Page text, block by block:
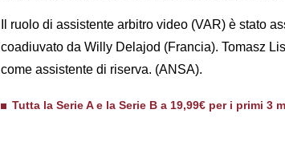
Il ruolo di assistente arbitro video (VAR) è stato
coadiuvato da Willy Delajod (Francia). Tomasz
come assistente di riserva. (ANSA).
Tutta la Serie A e la Serie B a 19,99€ per i primi 3